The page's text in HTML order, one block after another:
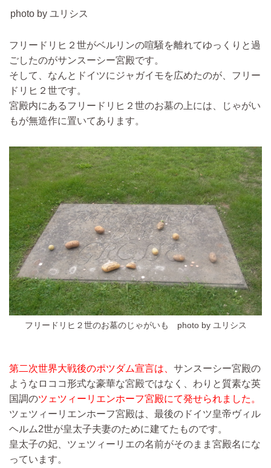
photo by ユリシス
フリードリヒ２世がベルリンの喧騒を離れてゆっくりと過
ごしたのがサンスーシー宮殿です。
そして、なんとドイツにジャガイモを広めたのが、フリー
ドリヒ２世です。
宮殿内にあるフリードリヒ２世のお墓の上には、じゃがい
もが無造作に置いてあります。
フリードリヒ２世のお墓のじゃがいも photo by ユリシス
第二次世界大戦後のポツダム宣言は、 サンスーシー宮殿の
ようなロココ形式な豪華な宮殿ではなく、わりと質素な英
国調のツェツィーリエンホーフ宮殿にて発せられました。
ツェツィーリエンホーフ宮殿は、最後のドイツ皇帝ヴィル
ヘルム2世が皇太子夫妻のために建てたものです。
皇太子の妃、ツェツィーリエの名前がそのまま宮殿名にな
っています。